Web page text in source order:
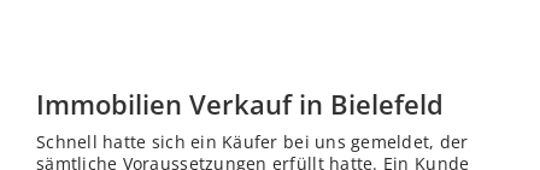
Immobilien Verkauf in Bielefeld
Schnell hatte sich ein Käufer bei uns gemeldet, der
sämtliche Voraussetzungen erfüllt hatte. Ein Kunde